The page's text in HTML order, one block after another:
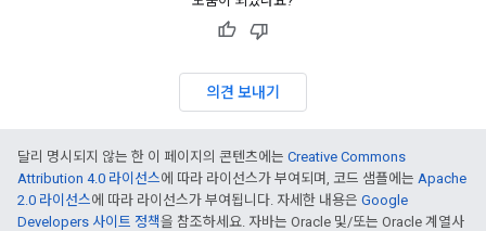
의견 보내기
달리 명시되지 않는 한 이 페이지의 콘텐츠에는 Creative Commons
Attribution 4.0 라이선스에 따라 라이선스가 부여되며, 코드 샘플에는 Apache
2.0 라이선스에 따라 라이선스가 부여됩니다. 자세한 내용은 Google
Developers 사이트 정책을 참조하세요. 자바는 Oracle 및/또는 Oracle 계열사